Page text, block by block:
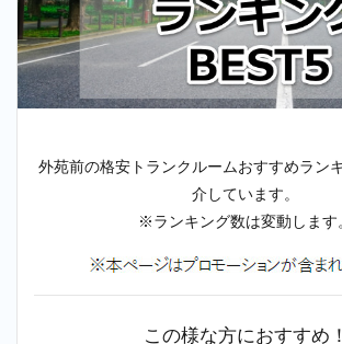
外苑前の格安トランクルームおすすめラン
介しています。
※ランキング数は変動します
この様な方におすすめ！